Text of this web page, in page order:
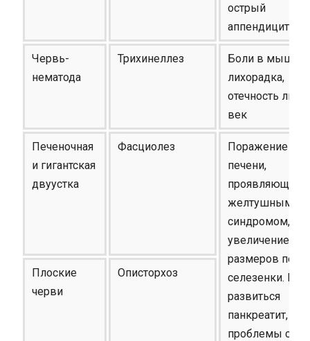
острый
аппендицит
Червь-
нематода
Трихинеллез
Боли в
лихорадка,
отечность лица,
век
Печеночная
и гигантская
двуустка
Фасциолез
Поражение
печени,
желтушным
синдромом,
увеличением
размеров
селезенки.
развиться
панкреатит,
проблемы с
Плоские
черви
Описторхоз